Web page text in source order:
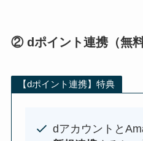
② dポイント連携（無
【dポイント連携】特典
dアカウントと